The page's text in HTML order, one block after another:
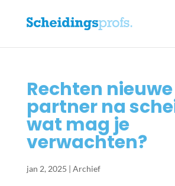
Rechten nieuwe
partner na
wat mag je
verwachten?
jan 2, 2025 | Archief